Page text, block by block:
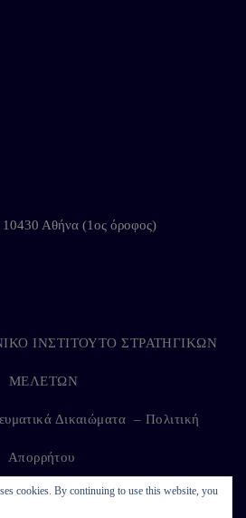
Αθήνα (1ος όροφος)
cookies. By continuing to use this website, you
ΙΝΣΤΙΤΟΥΤΟ ΣΤΡΑΤΗΓΙΚΩΝ
ΜΕΛΕΤΩΝ
Δικαιώματα – Πολιτική
Απορρήτου